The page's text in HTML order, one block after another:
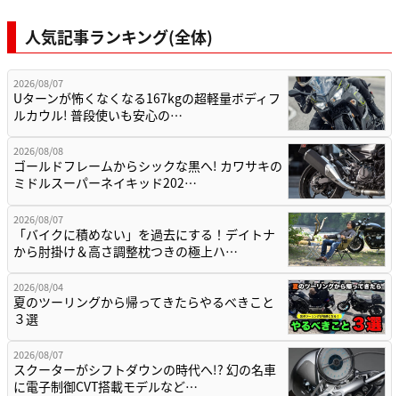
人気記事ランキング(全体)
2026/08/07
Uターンが怖くなくなる167kgの超軽量ボディフ
ルカウル! 普段使いも安心の…
2026/08/08
ゴールドフレームからシックな黒へ! カワサキの
ミドルスーパーネイキッド202…
2026/08/07
「バイクに積めない」を過去にする！デイトナ
から肘掛け＆高さ調整枕つきの極上ハ…
2026/08/04
夏のツーリングから帰ってきたらやるべきこと
３選
2026/08/07
スクーターがシフトダウンの時代へ!? 幻の名車
に電子制御CVT搭載モデルなど…